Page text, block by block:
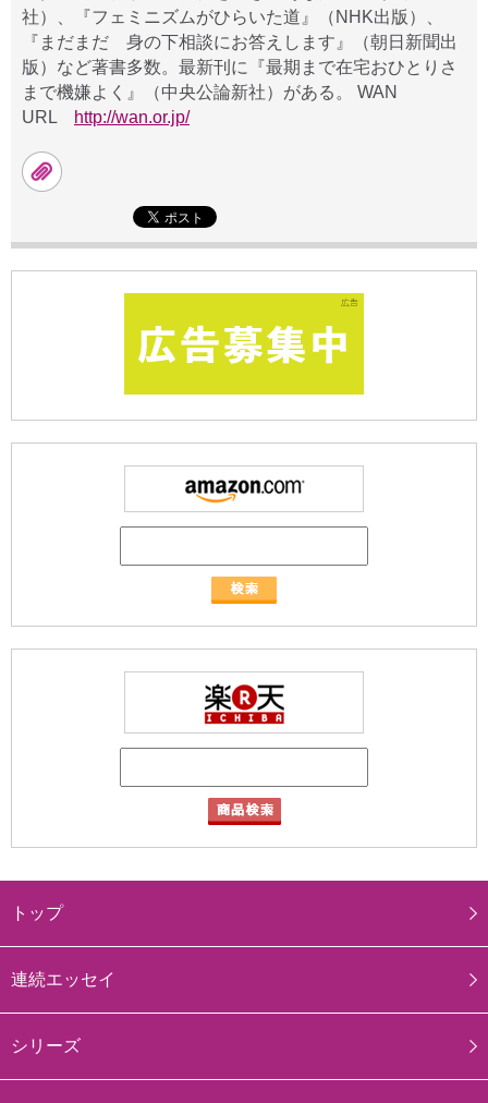
社）、『フェミニズムがひらいた道』（NHK出版）、
『まだまだ 身の下相談にお答えします』（朝日新聞出
版）など著書多数。最新刊に『最期まで在宅おひとりさ
まで機嫌よく』（中央公論新社）がある。 WAN
URL
http://wan.or.jp/
トップ
連続エッセイ
シリーズ